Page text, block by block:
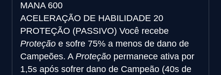
MANA 600
ACELERAÇÃO DE HABILIDADE 20
PROTEÇÃO (PASSIVO) Você recebe
Proteção e sofre 75% a menos de dano de
Campeões. A Proteção permanece ativa por
1,5s após sofrer dano de Campeão (40s de